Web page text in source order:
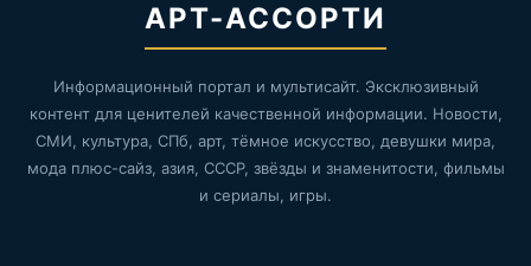
АРТ-АССОРТИ
Информационный портал и мультисайт. Эксклюзивный
контент для ценителей качественной информации. Новости,
СМИ, культура, СПб, арт, тёмное искусство, девушки мира,
мода плюс-сайз, азия, СССР, звёзды и знаменитости, фильмы
и сериалы, игры.